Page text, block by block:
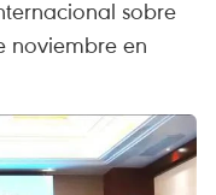
sobre
noviembre en